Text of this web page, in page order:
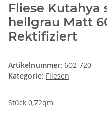
Fliese Kutahya
hellgrau Matt
Rektifiziert
Artikelnummer: 602-720
Kategorie: Fliesen
Stück 0,72qm